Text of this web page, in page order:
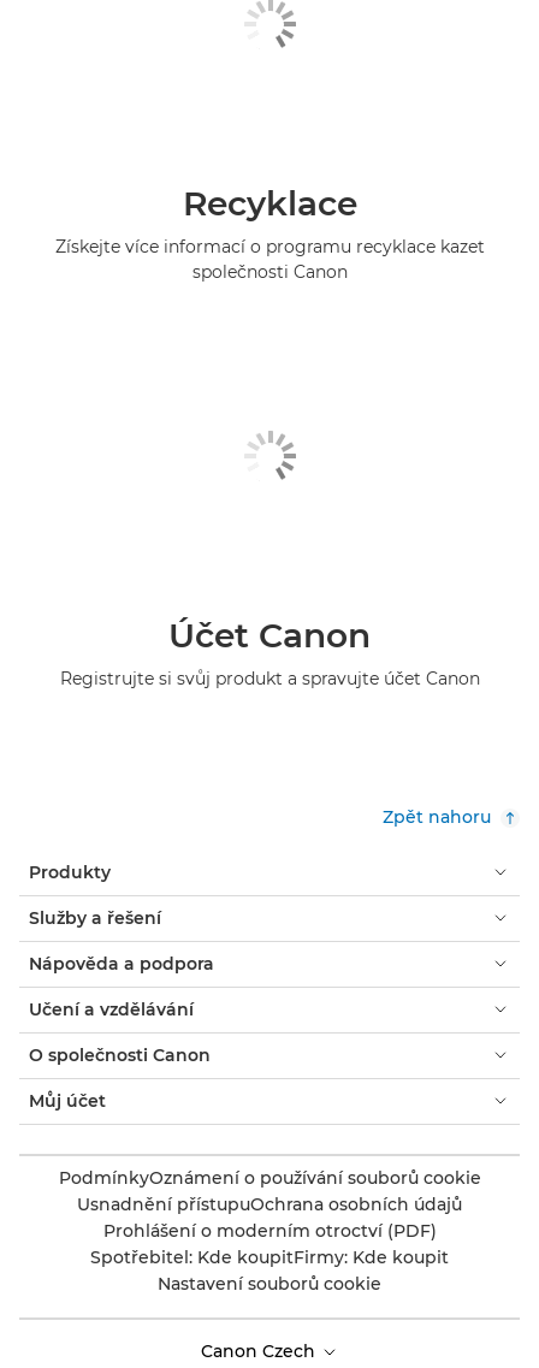
Recyklace
Získejte více informací o programu recyklace kazet
společnosti Canon
Účet Canon
Registrujte si svůj produkt a spravujte účet Canon
Zpět nahoru
Produkty
Služby a řešení
Nápověda a podpora
Učení a vzdělávání
O společnosti Canon
Můj účet
PodmínkyOznámení o používání souborů cookie
Usnadnění přístupuOchrana osobních údajů
Prohlášení o moderním otroctví (PDF)
Spotřebitel: Kde koupitFirmy: Kde koupit
Nastavení souborů cookie
Canon Czech